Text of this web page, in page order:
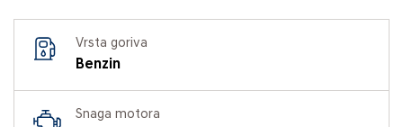
Vrsta goriva
Benzin
Snaga motora